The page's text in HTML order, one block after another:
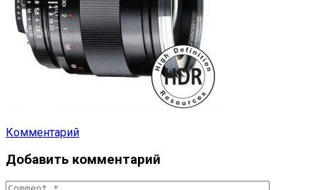
Комментарий
по
Добавить комментарий